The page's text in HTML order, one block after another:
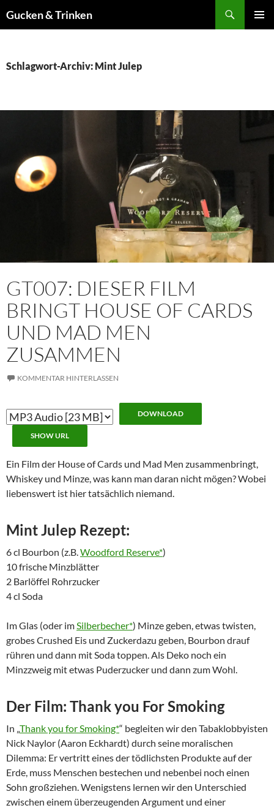
Inhalt
Gucken & Trinken
Schlagwort-Archiv: Mint Julep
GT007: DIESER FILM
BRINGT HOUSE OF CARDS
UND MAD MEN
ZUSAMMEN
KOMMENTAR HINTERLASSEN
DOWNLOAD
SHOW URL
Ein Film der House of Cards und Mad Men zusammenbringt,
Whiskey und Minze, was kann man daran nicht mögen? Wobei
liebenswert ist hier tatsächlich niemand.
Mint Julep Rezept:
6 cl Bourbon (z.B. Woodford Reserve*)
10 frische Minzblätter
2 Barlöffel Rohrzucker
4 cl Soda
Im Glas (oder im Silberbecher*) Minze geben, etwas twisten,
grobes Crushed Eis und Zuckerdazu geben, Bourbon drauf
rühren und dann mit Soda toppen. Als Deko noch ein
Minzzweig mit etwas Puderzucker und dann zum Wohl.
Der Film: Thank you For Smoking
In „ Thank you for Smoking*“ begleiten wir den Tabaklobbyisten
Nick Naylor (Aaron Eckhardt) durch seine moralischen
Dilemma: Er vertritt eines der tödlichsten Produkte auf der
Erde, muss Menschen bestechen und nebenbei noch einen
Sohn großziehen. Wenigstens lernen wir den Unterschied
zwischen einem überzeugenden Argument und einer